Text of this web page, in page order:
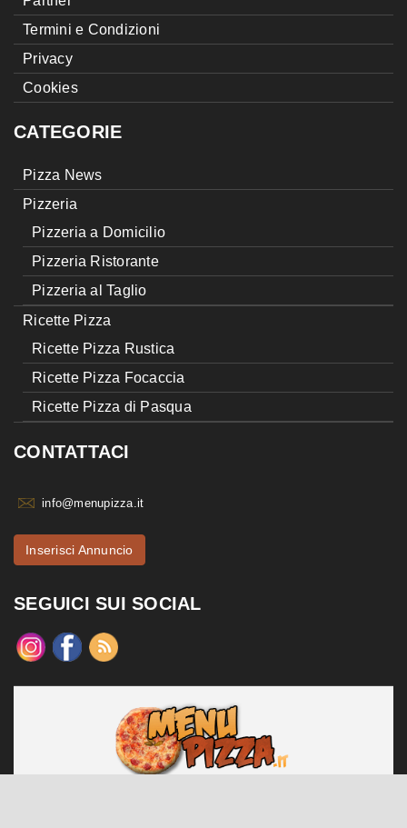
Termini e Condizioni
Privacy
Cookies
CATEGORIE
Pizza News
Pizzeria
Pizzeria a Domicilio
Pizzeria Ristorante
Pizzeria al Taglio
Ricette Pizza
Ricette Pizza Rustica
Ricette Pizza Focaccia
Ricette Pizza di Pasqua
CONTATTACI
info@menupizza.it
Inserisci Annuncio
SEGUICI SUI SOCIAL